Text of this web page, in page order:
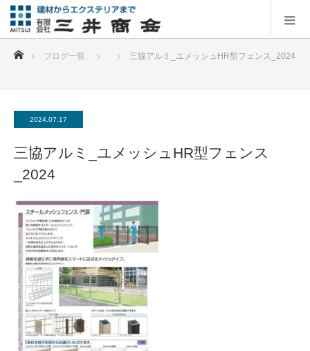
ブログ一覧 三協アルミ_ユメッシュHR型フェンス_2024
2024.07.17
三協アルミ_ユメッシュHR型フェンス
_2024